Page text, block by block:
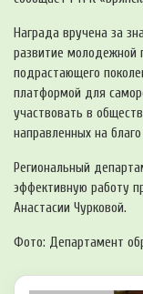
Награда вручена за
развитие молодежной
подрастающего
платформой для
участвовать в
направленных на
Региональный
эффективную работу
Анастасии Чурковой.
Фото: Департамент